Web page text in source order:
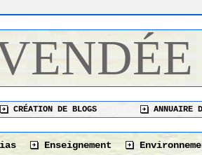
CRÉATION DE BLOGS ANNUAIRE
Enseignement